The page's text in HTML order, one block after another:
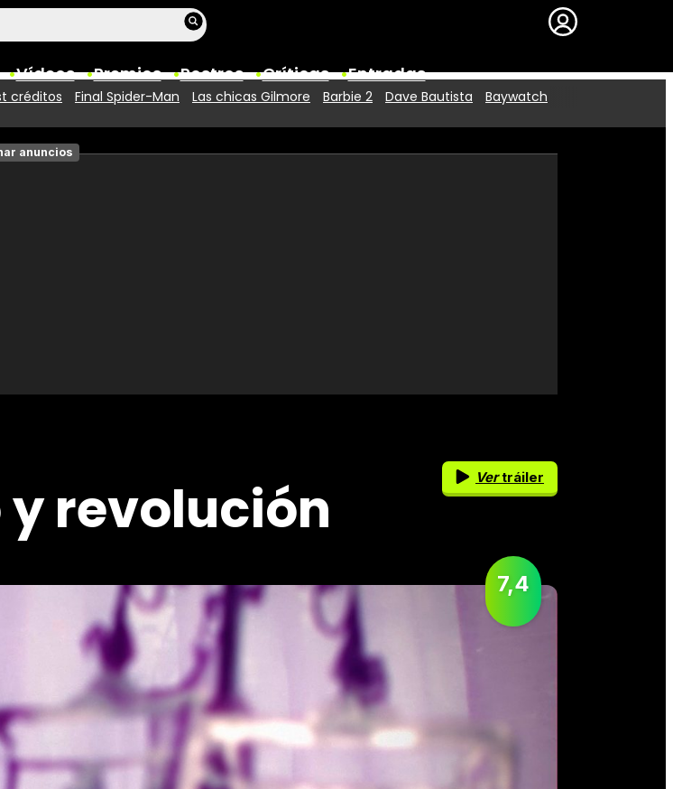
Vídeos Premios Rostros Críticas Entradas
Fotos
Premios
créditos Final Spider-Man Las chicas Gilmore Barbie 2 Dave Bautista Baywatch
anuncios
revolución Vertráiler
7,4